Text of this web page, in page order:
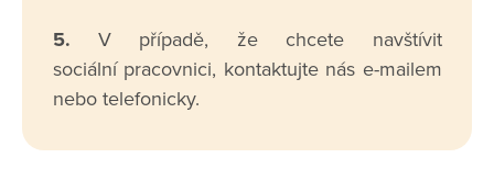
5. V případě, že chcete navštívit
sociální pracovnici, kontaktujte nás e-mailem
nebo telefonicky.